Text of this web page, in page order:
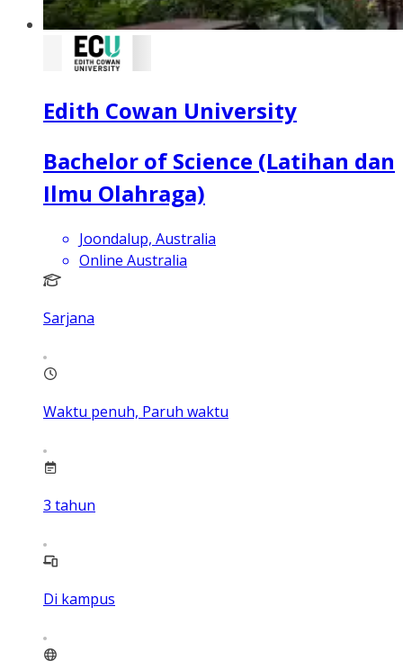
Edith Cowan University
Bachelor of Science (Latihan dan
Ilmu Olahraga)
Joondalup, Australia
Online Australia
Sarjana
Waktu penuh, Paruh waktu
3 tahun
Di kampus